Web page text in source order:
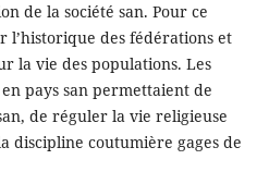
de la société san. Pour ce
des fédérations et
la vie des populations. Les
pays san permettaient de
de réguler la vie religieuse
discipline coutumière gages de